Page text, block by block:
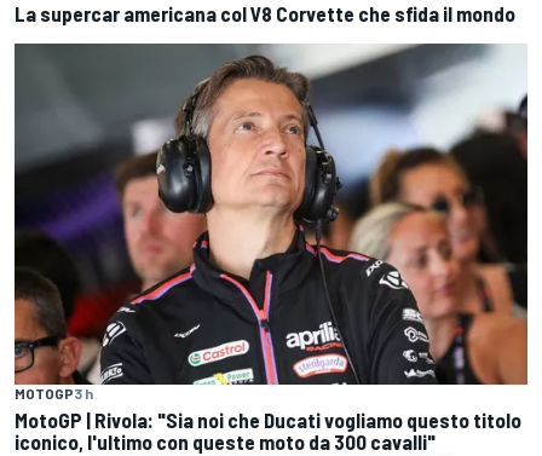
La supercar americana col V8 Corvette che sfida il mondo
MOTOGP3 h
MotoGP | Rivola: "Sia noi che Ducati vogliamo questo titolo
iconico, l'ultimo con queste moto da 300 cavalli"